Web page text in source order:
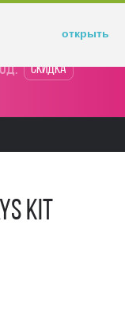
Скидка
Kit
открыть